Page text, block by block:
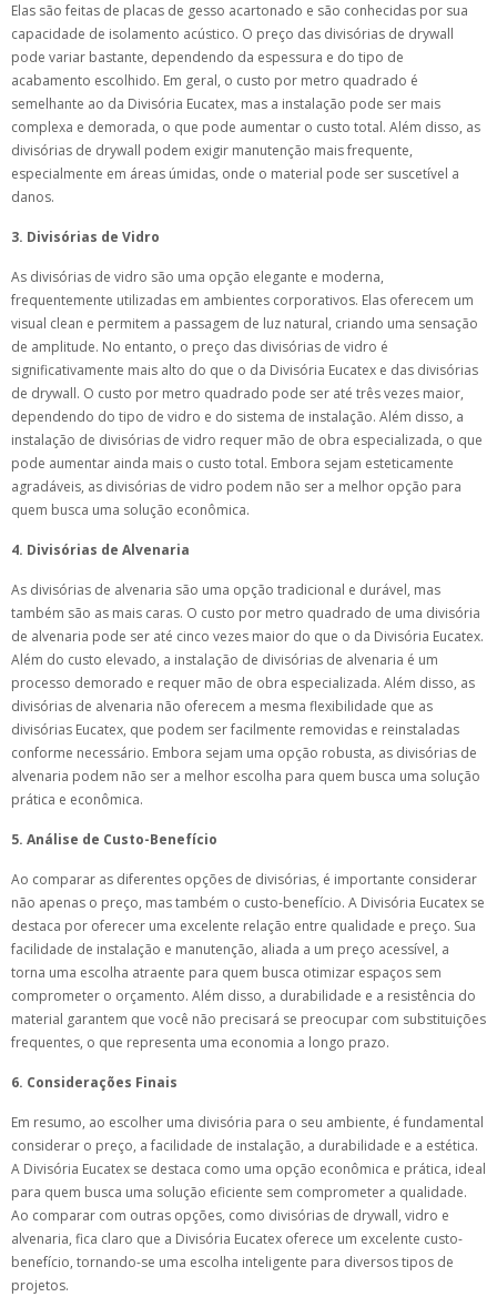
Elas são feitas de placas de gesso acartonado e são conhecidas por sua
capacidade de isolamento acústico. O preço das divisórias de drywall
pode variar bastante, dependendo da espessura e do tipo de
acabamento escolhido. Em geral, o custo por metro quadrado é
semelhante ao da Divisória Eucatex, mas a instalação pode ser mais
complexa e demorada, o que pode aumentar o custo total. Além disso, as
divisórias de drywall podem exigir manutenção mais frequente,
especialmente em áreas úmidas, onde o material pode ser suscetível a
danos.
3. Divisórias de Vidro
As divisórias de vidro são uma opção elegante e moderna,
frequentemente utilizadas em ambientes corporativos. Elas oferecem um
visual clean e permitem a passagem de luz natural, criando uma sensação
de amplitude. No entanto, o preço das divisórias de vidro é
significativamente mais alto do que o da Divisória Eucatex e das divisórias
de drywall. O custo por metro quadrado pode ser até três vezes maior,
dependendo do tipo de vidro e do sistema de instalação. Além disso, a
instalação de divisórias de vidro requer mão de obra especializada, o que
pode aumentar ainda mais o custo total. Embora sejam esteticamente
agradáveis, as divisórias de vidro podem não ser a melhor opção para
quem busca uma solução econômica.
4. Divisórias de Alvenaria
As divisórias de alvenaria são uma opção tradicional e durável, mas
também são as mais caras. O custo por metro quadrado de uma divisória
de alvenaria pode ser até cinco vezes maior do que o da Divisória Eucatex.
Além do custo elevado, a instalação de divisórias de alvenaria é um
processo demorado e requer mão de obra especializada. Além disso, as
divisórias de alvenaria não oferecem a mesma flexibilidade que as
divisórias Eucatex, que podem ser facilmente removidas e reinstaladas
conforme necessário. Embora sejam uma opção robusta, as divisórias de
alvenaria podem não ser a melhor escolha para quem busca uma solução
prática e econômica.
5. Análise de Custo-Benefício
Ao comparar as diferentes opções de divisórias, é importante considerar
não apenas o preço, mas também o custo-benefício. A Divisória Eucatex se
destaca por oferecer uma excelente relação entre qualidade e preço. Sua
facilidade de instalação e manutenção, aliada a um preço acessível, a
torna uma escolha atraente para quem busca otimizar espaços sem
comprometer o orçamento. Além disso, a durabilidade e a resistência do
material garantem que você não precisará se preocupar com substituições
frequentes, o que representa uma economia a longo prazo.
6. Considerações Finais
Em resumo, ao escolher uma divisória para o seu ambiente, é fundamental
considerar o preço, a facilidade de instalação, a durabilidade e a estética.
A Divisória Eucatex se destaca como uma opção econômica e prática, ideal
para quem busca uma solução eficiente sem comprometer a qualidade.
Ao comparar com outras opções, como divisórias de drywall, vidro e
alvenaria, fica claro que a Divisória Eucatex oferece um excelente custo-
benefício, tornando-se uma escolha inteligente para diversos tipos de
projetos.